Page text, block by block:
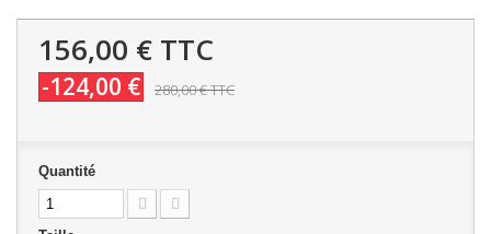
156,00 € TTC
-124,00 € 280,00 €TTC
Quantité